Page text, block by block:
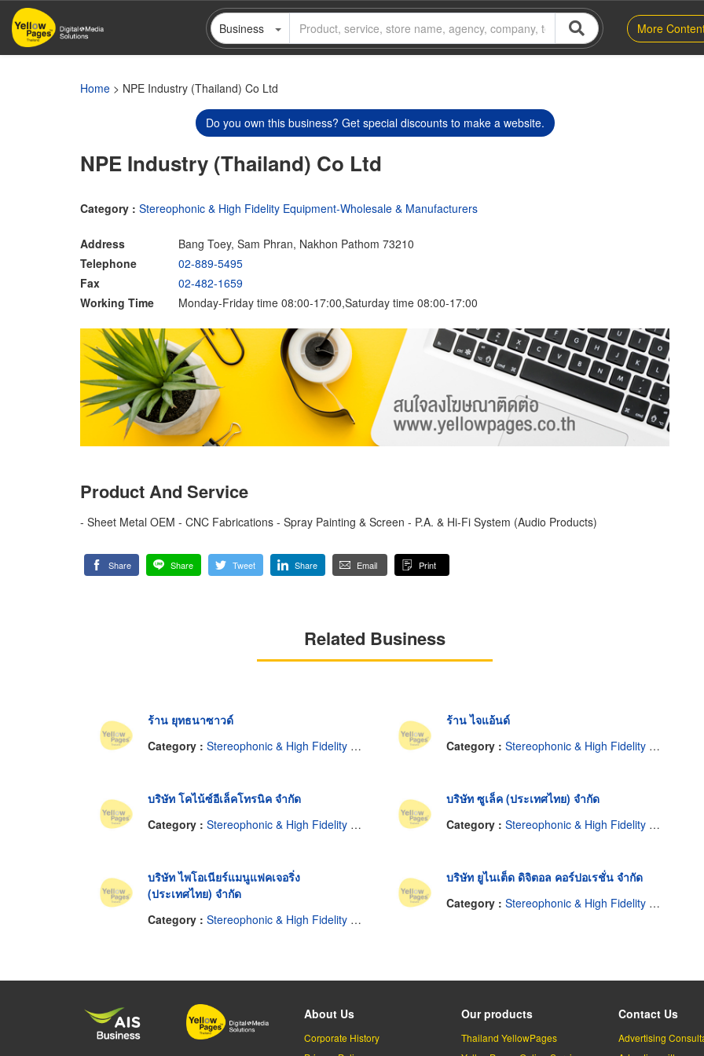
Skip
main
Business More
Home > NPE Industry (Thailand) Co Ltd
Do you own this business? Get special discounts to make a website.
NPE Industry (Thailand) Co Ltd
Category : Stereophonic & High Fidelity Equipment-Wholesale & Manufacturers
Address
Bang Toey, Sam Phran, Nakhon Pathom 73210
Telephone
02-889-5495
Fax
02-482-1659
Working Time
Monday-Friday time 08:00-17:00,Saturday time 08:00-17:00
Product And Service
- Sheet Metal OEM - CNC Fabrications - Spray Painting & Screen - P.A. & Hi-Fi System (Audio Products)
Share Share Tweet Share Email Print
Related Business
ร้าน ยุทธนาซาวด์
Category : Stereophonic & High Fidelity Equipment-Wholesale & Manufacturers
ร้าน ไจแอ้นด์
Category : Stereophonic & High Fidelity Equipment-Wholesale & Manufacturers
บริษัท โคไน้ซ์อีเล็คโทรนิค จำกัด
Category : Stereophonic & High Fidelity Equipment-Wholesale & Manufacturers
บริษัท ซูเล็ค (ประเทศไทย) จำกัด
Category : Stereophonic & High Fidelity Equipment-Wholesale & Manufacturers
บริษัท ไพโอเนียร์แมนูแฟคเจอริ่ง
(ประเทศไทย) จำกัด
Category : Stereophonic & High Fidelity Equipment-Wholesale & Manufacturers
บริษัท ยูไนเต็ด ดิจิตอล คอร์ปอเรชั่น จำกัด
Category : Stereophonic & High Fidelity Equipment-Wholesale & Manufacturers
About Us
Corporate History
Our products
Thailand YellowPages
Contact Us
Advertising